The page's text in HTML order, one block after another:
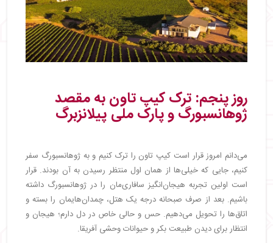
روز پنجم: ترک کیپ تاون به مقصد
ژوهانسبورگ و پارک ملی پیلانزبرگ
می‌دانم امروز قرار است کیپ تاون را ترک کنیم و به ژوهانسبورگ سفر
کنیم، جایی که خیلی‌ها از همان اول منتظر رسیدن به آن بودند. قرار
است اولین تجربه هیجان‌انگیز سافاری‌مان را در ژوهانسبورگ داشته
باشیم. بعد از صرف صبحانه درجه یک هتل، چمدان‌هایمان را بسته و
اتاق‌ها را تحویل می‌دهیم. حس و حالی خاص در دل دارم؛ هیجان و
انتظار برای دیدن طبیعت بکر و حیوانات وحشی آفریقا.